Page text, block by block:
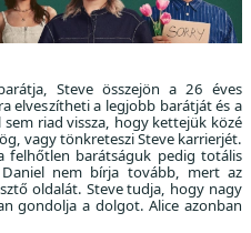
Steve összejön a 26 éves
elveszítheti a legjobb barátját és a
riad vissza, hogy kettejük közé
vagy tönkreteszi Steve karrierjét.
felhőtlen barátságuk pedig totális
nem bírja tovább, mert az
oldalát. Steve tudja, hogy nagy
gondolja a dolgot. Alice azonban